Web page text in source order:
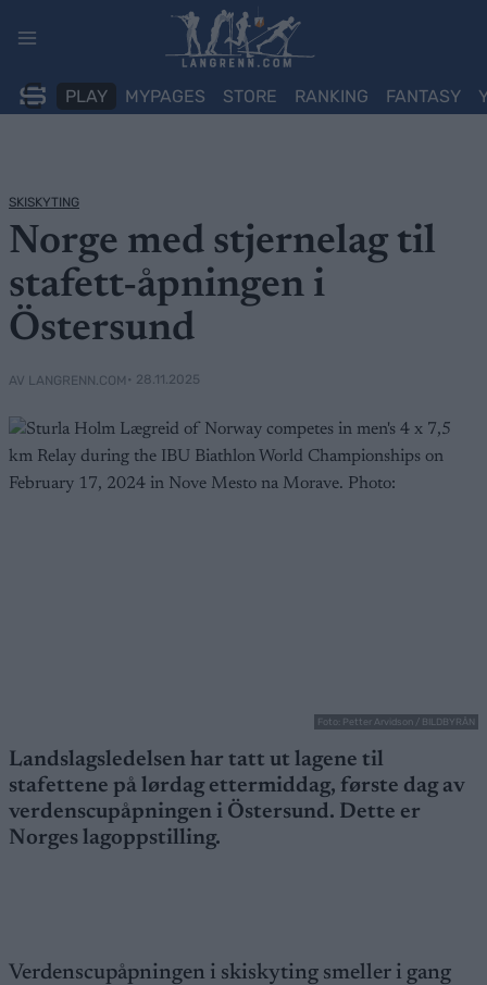
PLAY MYPAGES STORE RANKING FANTASY
SKISKYTING
Norge med stjernelag til
stafett-åpningen i
Östersund
AV LANGRENN.COM • 28.11.2025
Foto: Petter Arvidson / BILDBYRÅN
Landslagsledelsen har tatt ut lagene til
stafettene på lørdag ettermiddag, første dag av
verdenscupåpningen i Östersund. Dette er
Norges lagoppstilling.
Verdenscupåpningen i skiskyting smeller i gang